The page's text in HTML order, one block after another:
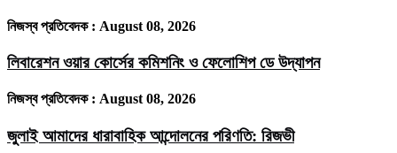
নিজস্ব প্রতিবেদক : August 08, 2026
লিবারেশন ওয়ার কোর্সের কমিশনিং ও ফেলোশিপ ডে উদ্‌যাপন
নিজস্ব প্রতিবেদক : August 08, 2026
জুলাই আমাদের ধারাবাহিক আন্দোলনের পরিণতি: রিজভী